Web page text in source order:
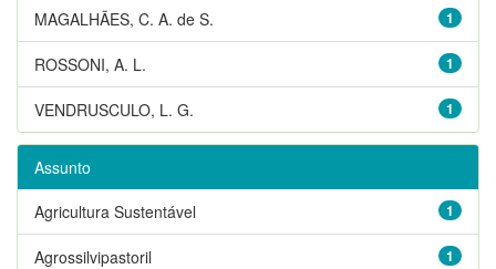
1
MAGALHÃES, C. A. de S.
1
ROSSONI, A. L.
1
VENDRUSCULO, L. G.
Assunto
1
Agricultura Sustentável
1
Agrossilvipastoril